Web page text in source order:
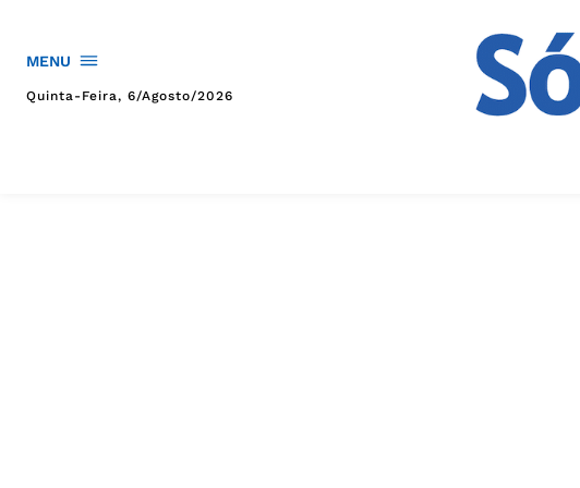
MENU
Quinta-Feira, 6/agosto/2026